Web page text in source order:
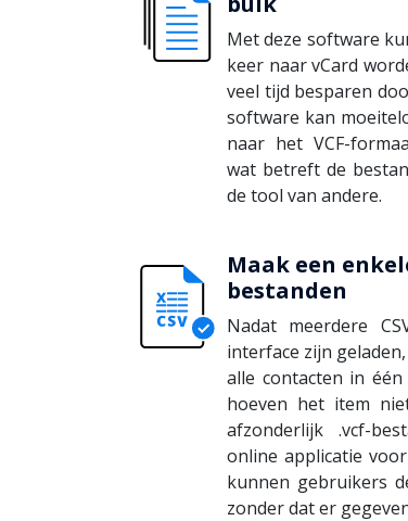
Met deze software
keer naar vCard
veel tijd besparen
software kan
naar het VCF-
wat betreft de
de tool van andere.
Maak een
bestanden
Nadat meerdere
interface zijn
alle contacten in één
hoeven het item
afzonderlijk .vcf-
online applicatie
kunnen gebruikers
zonder dat er